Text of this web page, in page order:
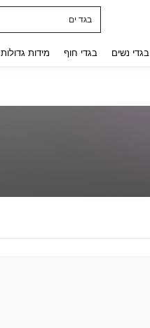
בגד ים
בגדי נשים בגדי חוף מידות גדולות